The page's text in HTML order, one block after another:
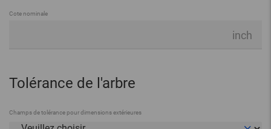
Cote nominale
inch
Tolérance de l'arbre
Champs de tolérance pour dimensions extérieures